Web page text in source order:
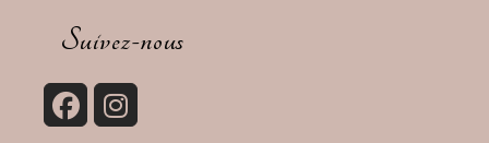
Suivez-nous